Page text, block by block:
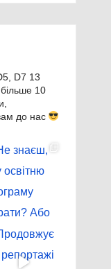
D7 13
10
до нас